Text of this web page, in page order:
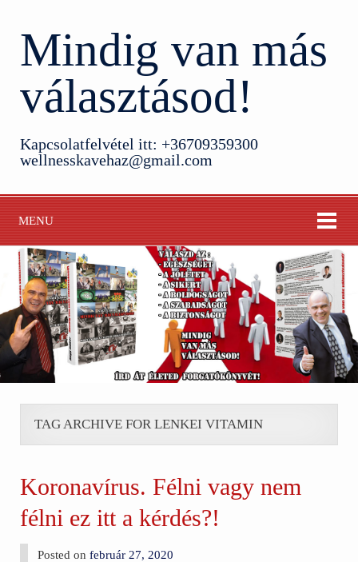
Mindig van más
választásod!
Kapcsolatfelvétel itt: +36709359300
wellnesskavehaz@gmail.com
MENU
TAG ARCHIVE FOR LENKEI VITAMIN
Koronavírus. Félni vagy nem
félni ez itt a kérdés?!
Posted onfebruár 27, 2020